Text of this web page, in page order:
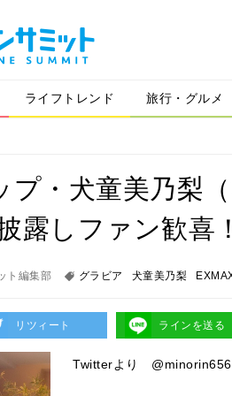
ライフトレンド 旅行・グルメ
プ・犬童美乃梨
露しファン歓喜！
ト編集部 グラビア 犬童美乃梨
リツィート ラインを送る
Twitterより @minorin656